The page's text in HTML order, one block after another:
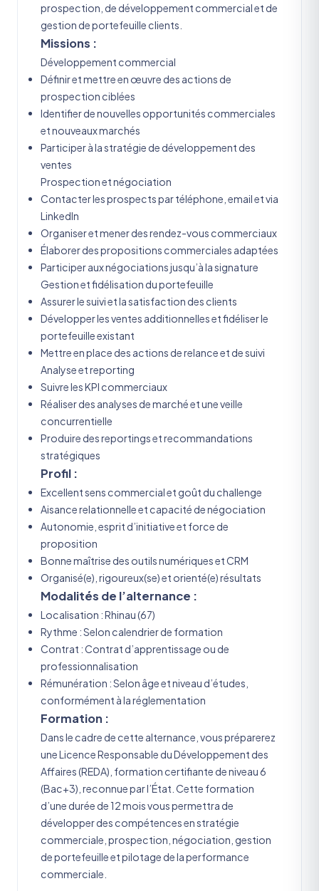
prospection, de développement commercial et de
gestion de portefeuille clients.
Missions :
Développement commercial
Définir et mettre en œuvre des actions de
prospection ciblées
Identifier de nouvelles opportunités commerciales
et nouveaux marchés
Participer à la stratégie de développement des
ventes
Prospection et négociation
Contacter les prospects par téléphone, email et via
LinkedIn
Organiser et mener des rendez-vous commerciaux
Élaborer des propositions commerciales adaptées
Participer aux négociations jusqu’à la signature
Gestion et fidélisation du portefeuille
Assurer le suivi et la satisfaction des clients
Développer les ventes additionnelles et fidéliser le
portefeuille existant
Mettre en place des actions de relance et de suivi
Analyse et reporting
Suivre les KPI commerciaux
Réaliser des analyses de marché et une veille
concurrentielle
Produire des reportings et recommandations
stratégiques
Profil :
Excellent sens commercial et goût du challenge
Aisance relationnelle et capacité de négociation
Autonomie, esprit d’initiative et force de
proposition
Bonne maîtrise des outils numériques et CRM
Organisé(e), rigoureux(se) et orienté(e) résultats
Modalités de l’alternance :
Localisation : Rhinau (67)
Rythme : Selon calendrier de formation
Contrat : Contrat d’apprentissage ou de
professionnalisation
Rémunération : Selon âge et niveau d’études,
conformément à la réglementation
Formation :
Dans le cadre de cette alternance, vous préparerez
une Licence Responsable du Développement des
Affaires (REDA), formation certifiante de niveau 6
(Bac+3), reconnue par l’État. Cette formation
d’une durée de 12 mois vous permettra de
développer des compétences en stratégie
commerciale, prospection, négociation, gestion
de portefeuille et pilotage de la performance
commerciale.